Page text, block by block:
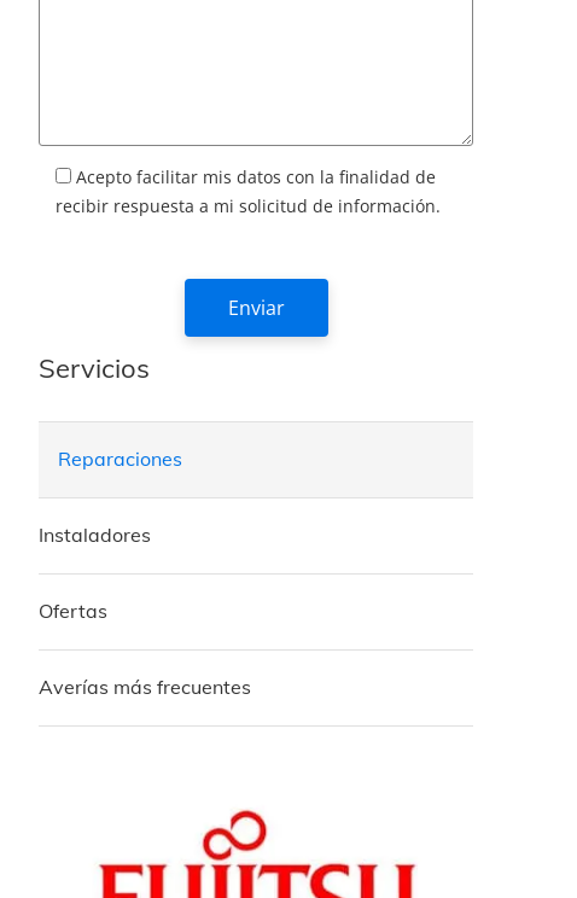
Acepto facilitar mis datos con la finalidad de
recibir respuesta a mi solicitud de información.
Servicios
Reparaciones
Instaladores
Ofertas
Averías más frecuentes